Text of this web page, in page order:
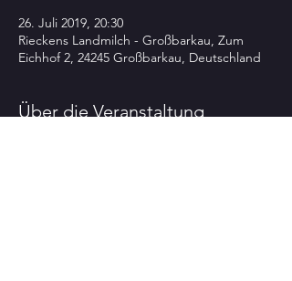
26. Juli 2019, 20:30
Rieckens Landmilch - Großbarkau, Zum
Eichhof 2, 24245 Großbarkau, Deutschland
Über die Veranstaltung